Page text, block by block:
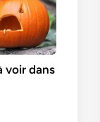
voir dans